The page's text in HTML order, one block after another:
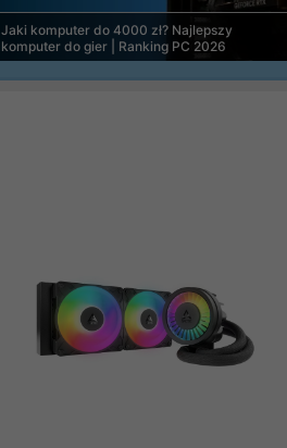
Jaki komputer do 4000 zł? Najlepszy
komputer do gier | Ranking PC 2026